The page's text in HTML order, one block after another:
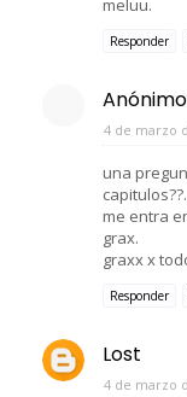
meluu.
Responder
Anónimo
4 de marzo
una
me entra
grax.
graxx x
Responder
Lost
4 de marzo